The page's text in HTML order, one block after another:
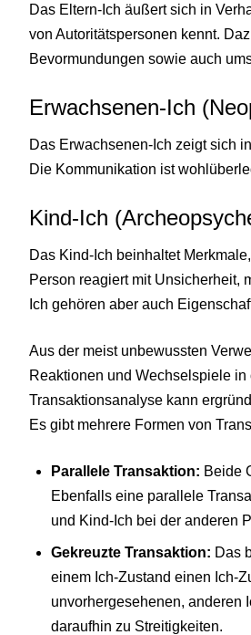
Das Eltern-Ich äußert sich in
von Autoritätspersonen kennt.
Bevormundungen sowie auch
Erwachsenen-Ich
Das Erwachsenen-Ich zeigt sich
Die Kommunikation ist
Kind-Ich
Das Kind-Ich beinhaltet
Person reagiert mit Unsicherheit,
Ich gehören aber auch
Aus der meist unbewussten
Reaktionen und Wechselspiele
Transaktionsanalyse kann
Es gibt mehrere Formen von
Parallele Transaktion: Beide
Ebenfalls eine parallele
und Kind-Ich bei der anderen
Gekreuzte Transaktion: Das
einem Ich-Zustand einen Ich-
unvorhergesehenen, anderen
daraufhin zu Streitigkeiten.